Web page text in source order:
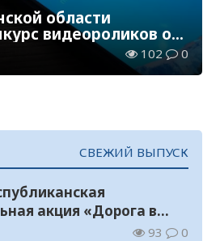
области
видеороликов о
и Конституции
102 0
СВЕЖИЙ ВЫПУСК
акция «Дорога в
93 0